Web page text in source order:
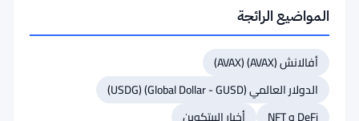
والقوانين
البرلمان
الأوروبي
يوجه
المواضيع الرائجة
أفالانش (AVAX) (AVAX)
الدولار العالمي (Global Dollar - GUSD) (USDG)